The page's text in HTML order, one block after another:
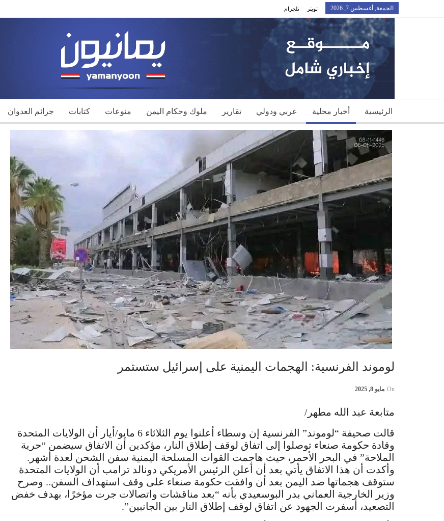
الجمعة, أغسطس 7, 2026 تويتر تلجرام
الرئيسية أخبار محلية عربي ودولي تقارير ملوك وحكام اليمن منوعات كتابات جرائم العدوان
لوموند الفرنسية: الهجمات اليمنية على إسرائيل ستستمر
On مايو 8, 2025
متابعة عبد الله مطهر/
قالت صحيفة “لوموند” الفرنسية إن وسطاء أعلنوا يوم الثلاثاء 6 مايو/أيار أن الولايات المتحدة
وقادة حكومة صنعاء توصلوا إلى اتفاق لوقف إطلاق النار، مؤكدين أن الاتفاق سيضمن “حرية
الملاحة” في البحر الأحمر، حيث هاجمت القوات المسلحة اليمنية سفن الشحن لعدة أشهر.
وأكدت أن هذا الاتفاق يأتي بعد أن أعلن الرئيس الأمريكي دونالد ترامب أن الولايات المتحدة
ستوقف هجماتها ضد اليمن بعد أن وافقت حكومة صنعاء على وقف استهداف السفن.. وصرح
وزير الخارجية العماني بدر البوسعيدي بأنه “بعد مناقشات واتصالات جرت مؤخرًا، بهدف خفض
التصعيد، أسفرت الجهود عن اتفاق لوقف إطلاق النار بين الجانبين”.